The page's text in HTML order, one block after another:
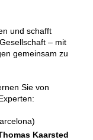
und schafft
– mit
gemeinsam zu
Sie von
Kaarsted